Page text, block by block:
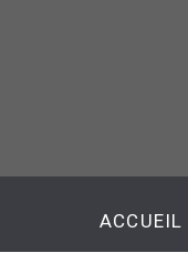
ACCUEIL